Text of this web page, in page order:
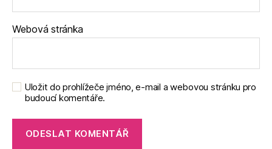
Webová stránka
Uložit do prohlížeče jméno, e-mail a webovou stránku pro
budoucí komentáře.